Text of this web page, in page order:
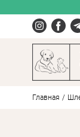
Главная